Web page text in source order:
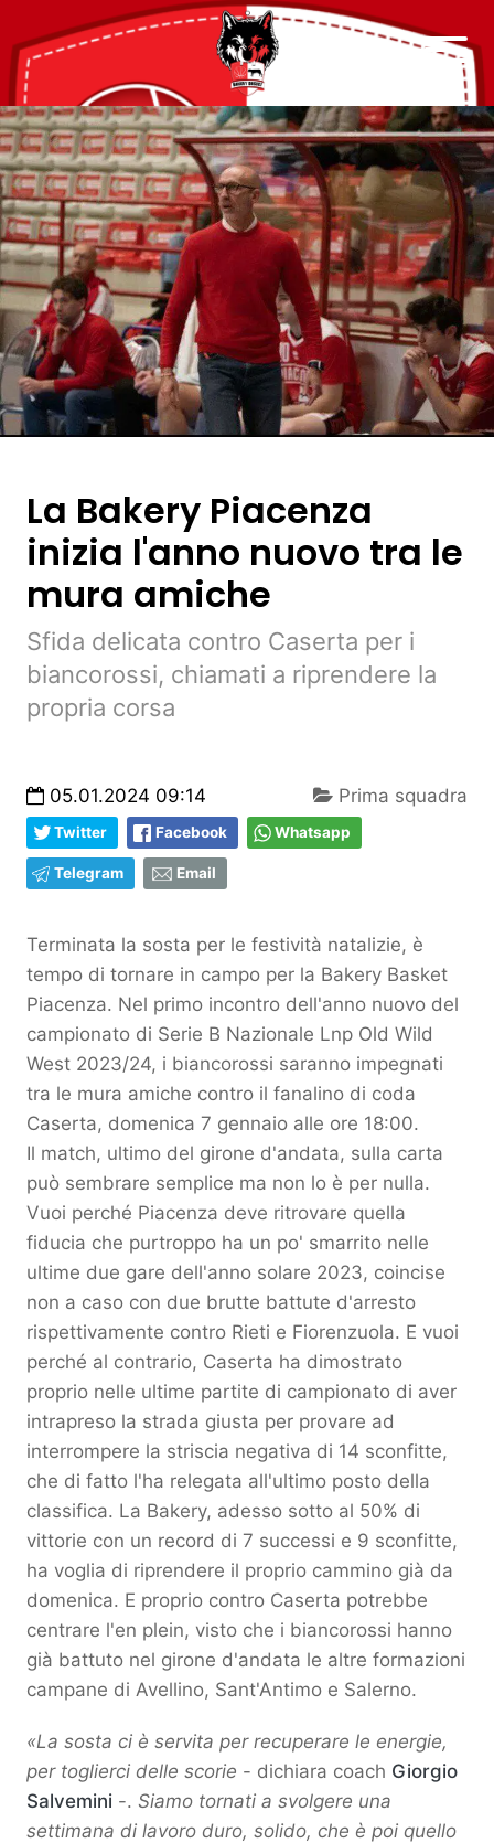
La Bakery Piacenza
inizia l'anno nuovo tra le
mura amiche
Sfida delicata contro Caserta per i
biancorossi, chiamati a riprendere la
propria corsa
05.01.2024 09:14 Prima squadra
Twitter Facebook Whatsapp
Telegram Email
Terminata la sosta per le festività natalizie, è
tempo di tornare in campo per la Bakery Basket
Piacenza. Nel primo incontro dell'anno nuovo del
campionato di Serie B Nazionale Lnp Old Wild
West 2023/24, i biancorossi saranno impegnati
tra le mura amiche contro il fanalino di coda
Caserta, domenica 7 gennaio alle ore 18:00.
Il match, ultimo del girone d'andata, sulla carta
può sembrare semplice ma non lo è per nulla.
Vuoi perché Piacenza deve ritrovare quella
fiducia che purtroppo ha un po' smarrito nelle
ultime due gare dell'anno solare 2023, coincise
non a caso con due brutte battute d'arresto
rispettivamente contro Rieti e Fiorenzuola. E vuoi
perché al contrario, Caserta ha dimostrato
proprio nelle ultime partite di campionato di aver
intrapreso la strada giusta per provare ad
interrompere la striscia negativa di 14 sconfitte,
che di fatto l'ha relegata all'ultimo posto della
classifica. La Bakery, adesso sotto al 50% di
vittorie con un record di 7 successi e 9 sconfitte,
ha voglia di riprendere il proprio cammino già da
domenica. E proprio contro Caserta potrebbe
centrare l'en plein, visto che i biancorossi hanno
già battuto nel girone d'andata le altre formazioni
campane di Avellino, Sant'Antimo e Salerno.
«La sosta ci è servita per recuperare le energie,
per toglierci delle scorie - dichiara coach Giorgio
Salvemini -. Siamo tornati a svolgere una
settimana di lavoro duro, solido, che è poi quello